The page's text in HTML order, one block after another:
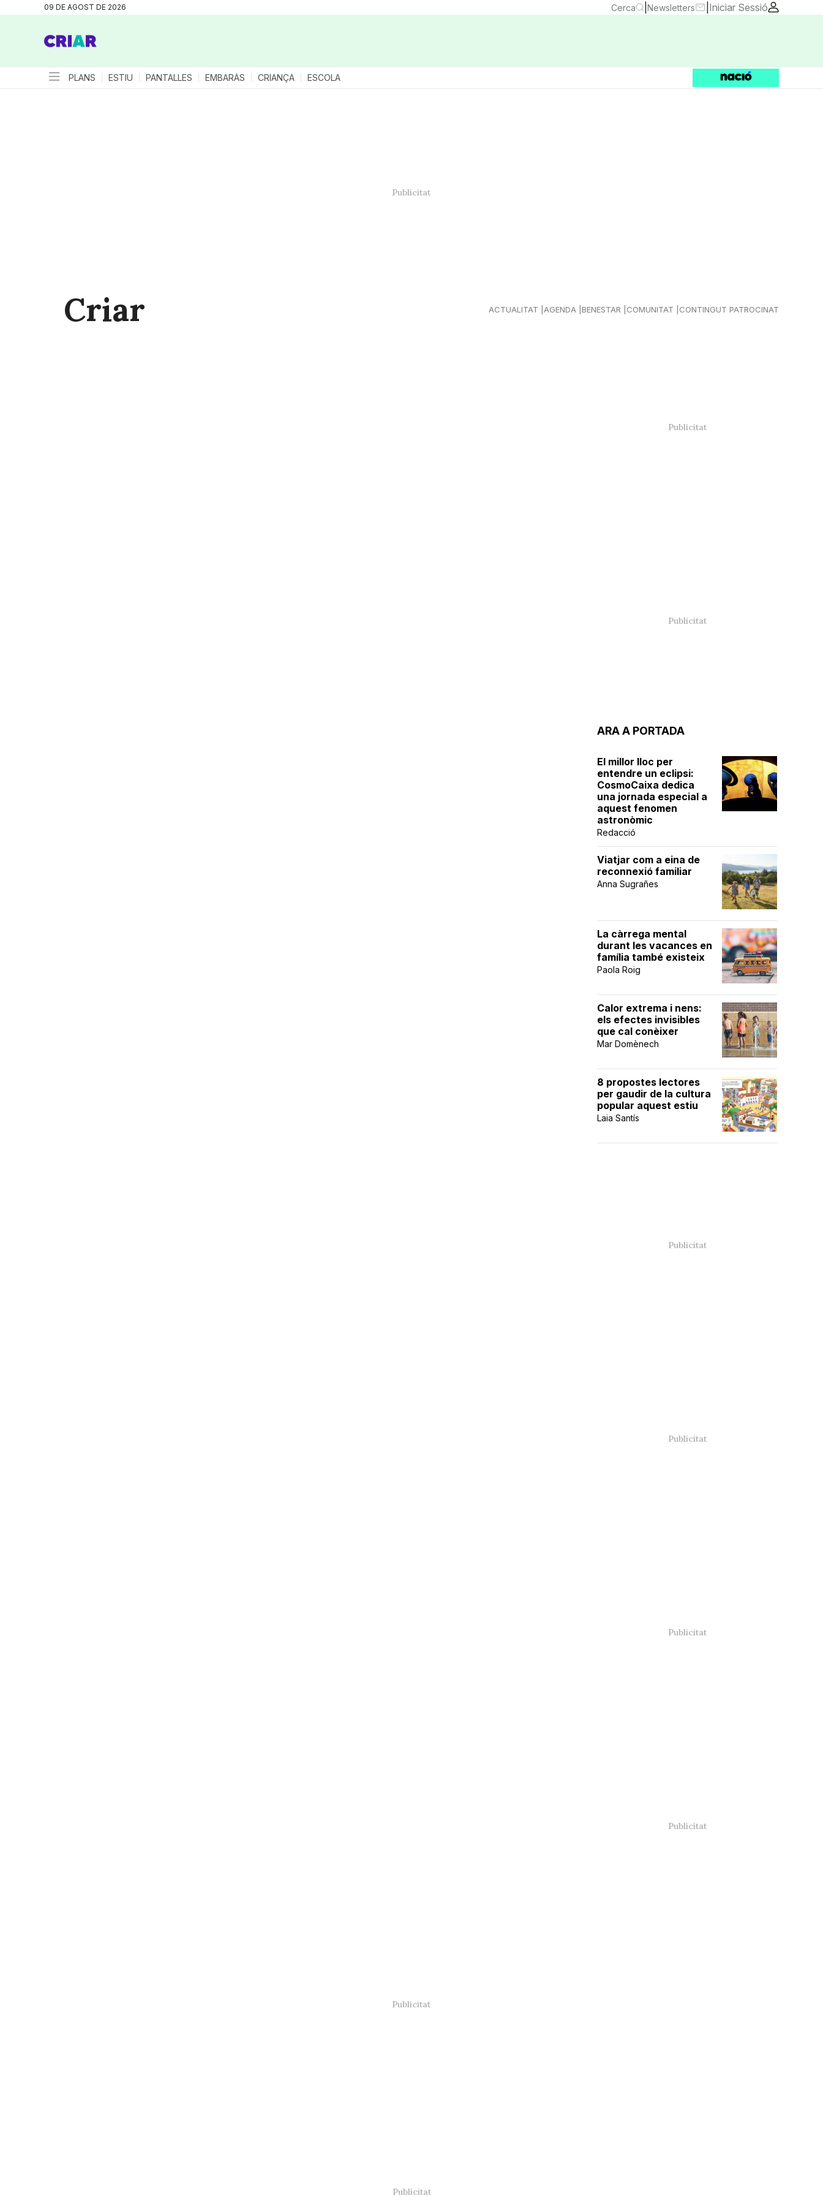
09 DE AGOST DE 2026 Cerca Newsletters Iniciar Sessió
PLANS ESTIU PANTALLES EMBARÀS CRIANÇA ESCOLA
Criar ACTUALITAT AGENDA BENESTAR COMUNITAT CONTINGUT PATROCINAT
ARA A PORTADA
El millor lloc per
entendre un eclipsi:
CosmoCaixa dedica
una jornada especial a
aquest fenomen
astronòmic
Redacció
Viatjar com a eina de
reconnexió familiar
Anna Sugrañes
La càrrega mental
durant les vacances en
família també existeix
Paola Roig
Calor extrema i nens:
els efectes invisibles
que cal conèixer
Mar Domènech
8 propostes lectores
per gaudir de la cultura
popular aquest estiu
Laia Santís